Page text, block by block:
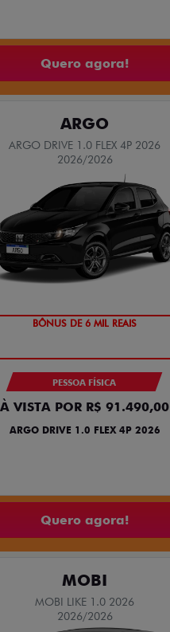
Quero agora!
ARGO
ARGO DRIVE 1.0 FLEX 4P 2026
2026/2026
PESSOA FÍSICA
À VISTA POR R$ 91.490,00
ARGO DRIVE 1.0 FLEX 4P 2026
Quero agora!
MOBI
MOBI LIKE 1.0 2026
2026/2026